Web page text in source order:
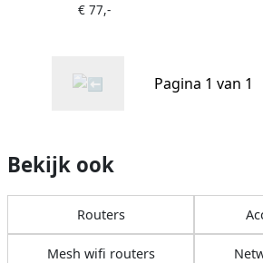
€ 77,-
Pagina 1 van 1
Bekijk ook
Routers
Mesh wifi routers